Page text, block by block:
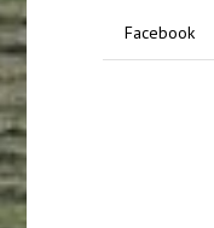
Facebook